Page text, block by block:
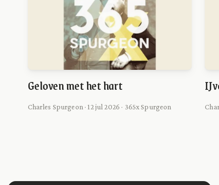
Geloven met het hart
Charles Spurgeon · 12 jul 2026 · 365x Spurgeon